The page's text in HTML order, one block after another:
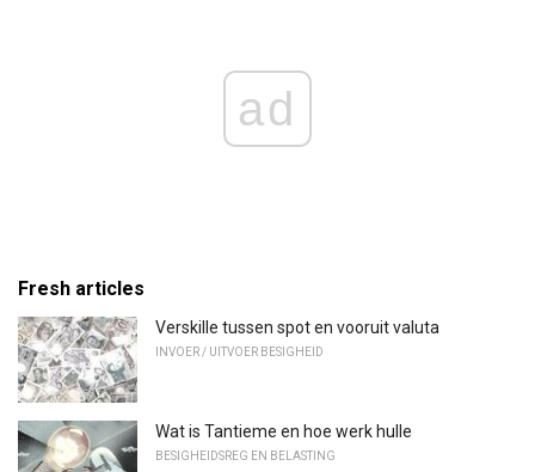
ad
Fresh articles
Verskille tussen spot en vooruit valuta
INVOER / UITVOER BESIGHEID
Wat is Tantieme en hoe werk hulle
BESIGHEIDSREG EN BELASTING